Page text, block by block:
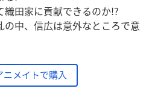
田家に貢献できるのか!?
中、信広は意外なところで意
ニメイトで購入